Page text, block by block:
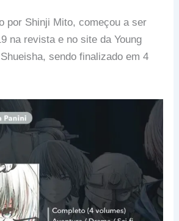
por Shinji Mito, começou a ser
na revista e no site da Young
sendo finalizado em 4